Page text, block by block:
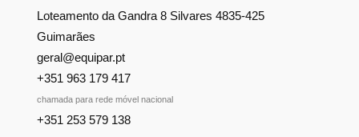
Loteamento da Gandra 8 Silvares 4835-425
Guimarães
geral@equipar.pt
+351 963 179 417
chamada para rede móvel nacional
+351 253 579 138